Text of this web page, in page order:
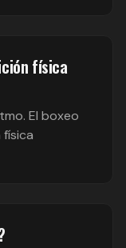
física
El boxeo